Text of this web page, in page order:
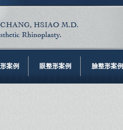
案例 眼整形案例 臉整形案例